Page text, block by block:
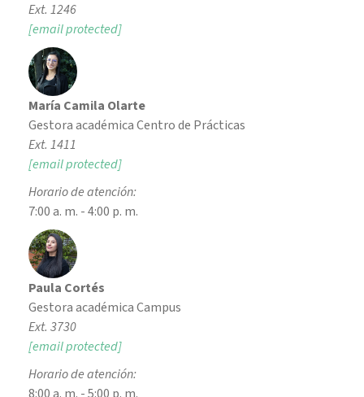
Ext. 1246
[email protected]
María Camila Olarte
Gestora académica Centro de Prácticas
Ext. 1411
[email protected]
Horario de atención:
7:00 a. m. - 4:00 p. m.
Paula Cortés
Gestora académica Campus
Ext. 3730
[email protected]
Horario de atención: